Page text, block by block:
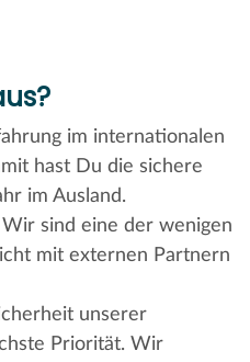
im internationalen
hast Du die sichere
im Ausland.
Wir sind eine der wenigen
mit externen Partnern
unserer
Priorität. Wir